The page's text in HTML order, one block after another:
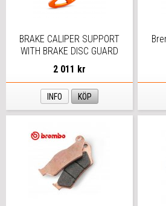
BRAKE CALIPER SUPPORT
WITH BRAKE DISC GUARD
2 011 kr
INFO KÖP